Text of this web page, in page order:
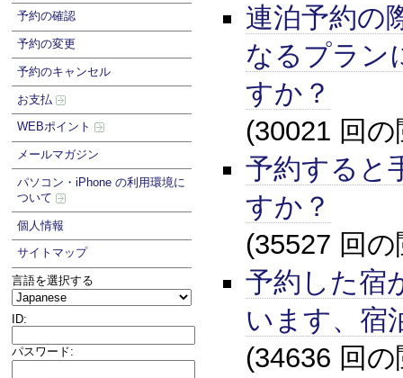
予約の確認
予約の変更
予約のキャンセル
お支払
WEBポイント
メールマガジン
パソコン・iPhone の利用環境に
ついて
個人情報
サイトマップ
言語を選択する
ID:
パスワード:
連泊予約の
なるプラン
すか？
(30021 回
予約すると
すか？
(35527 回
予約した宿
います、宿
(34636 回